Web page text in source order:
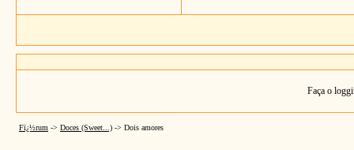
Faça o
Fï¿½rum -> Doces (Sweet...) -> Dois amores